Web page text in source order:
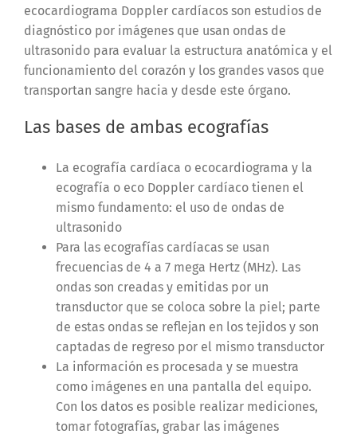
ecocardiograma Doppler cardíacos son estudios de
diagnóstico por imágenes que usan ondas de
ultrasonido para evaluar la estructura anatómica y el
funcionamiento del corazón y los grandes vasos que
transportan sangre hacia y desde este órgano.
Las bases de ambas ecografías
La ecografía cardíaca o ecocardiograma y la
ecografía o eco Doppler cardíaco tienen el
mismo fundamento: el uso de ondas de
ultrasonido
Para las ecografías cardíacas se usan
frecuencias de 4 a 7 mega Hertz (MHz). Las
ondas son creadas y emitidas por un
transductor que se coloca sobre la piel; parte
de estas ondas se reflejan en los tejidos y son
captadas de regreso por el mismo transductor
La información es procesada y se muestra
como imágenes en una pantalla del equipo.
Con los datos es posible realizar mediciones,
tomar fotografías, grabar las imágenes